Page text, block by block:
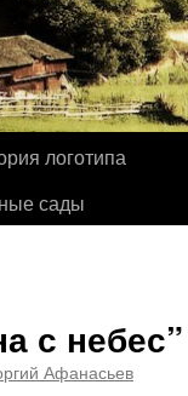
логотипа
сады
с небес”
Афанасьев